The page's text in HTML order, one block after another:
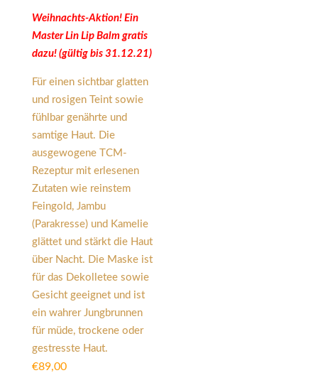
Weihnachts-Aktion! Ein
Master Lin Lip Balm gratis
dazu! (gültig bis 31.12.21)
Für einen sichtbar glatten
und rosigen Teint sowie
fühlbar genährte und
samtige Haut. Die
ausgewogene TCM-
Rezeptur mit erlesenen
Zutaten wie reinstem
Feingold, Jambu
(Parakresse) und Kamelie
glättet und stärkt die Haut
über Nacht. Die Maske ist
für das Dekolletee sowie
Gesicht geeignet und ist
ein wahrer Jungbrunnen
für müde, trockene oder
gestresste Haut.
€89,00